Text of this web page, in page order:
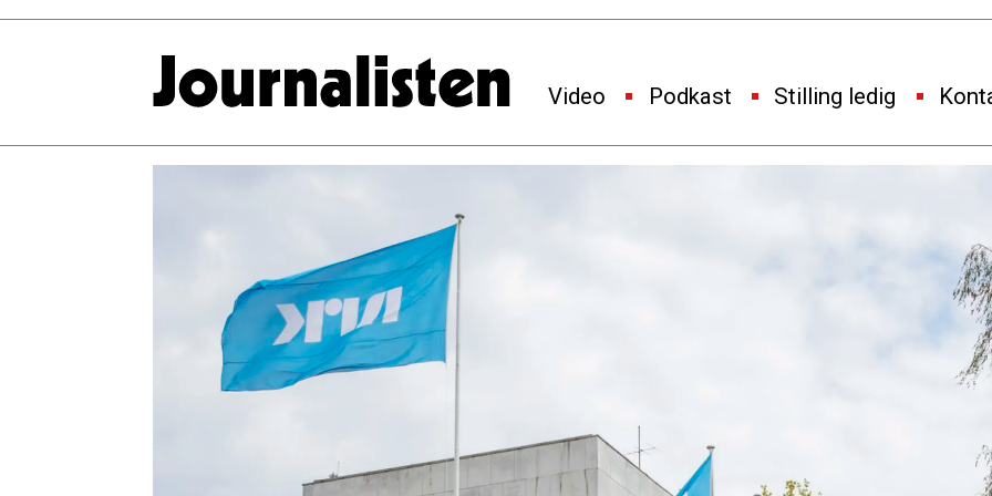
Video Podkast Stilling ledig